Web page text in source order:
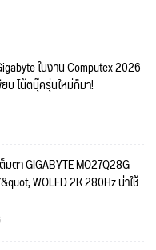
ในงาน Computex 2026
บ โน้ตบุ๊ครุ่นใหม่ก็มา!
ตา GIGABYTE MO27Q28G
WOLED 2K 280Hz น่าใช้